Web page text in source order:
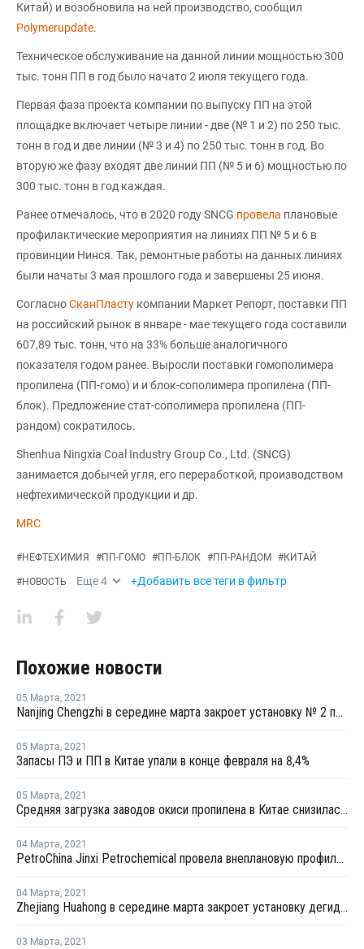
Китай) и возобновила на ней производство, сообщил
Polymerupdate.
Техническое обслуживание на данной линии мощностью 300
тыс. тонн ПП в год было начато 2 июля текущего года.
Первая фаза проекта компании по выпуску ПП на этой
площадке включает четыре линии - две (№ 1 и 2) по 250 тыс.
тонн в год и две линии (№ 3 и 4) по 250 тыс. тонн в год. Во
вторую же фазу входят две линии ПП (№ 5 и 6) мощностью по
300 тыс. тонн в год каждая.
Ранее отмечалось, что в 2020 году SNCG провела плановые
профилактические мероприятия на линиях ПП № 5 и 6 в
провинции Нинся. Так, ремонтные работы на данных линиях
были начаты 3 мая прошлого года и завершены 25 июня.
СогласноСканПласту компании Маркет Репорт, поставки ПП
на российский рынок в январе - мае текущего года составили
607,89 тыс. тонн, что на 33% больше аналогичного
показателя годом ранее. Выросли поставки гомополимера
пропилена (ПП-гомо) и и блок-сополимера пропилена (ПП-
блок). Предложение стат-сополимера пропилена (ПП-
рандом) сократилось.
Shenhua Ningxia Coal Industry Group Co., Ltd. (SNCG)
занимается добычей угля, его переработкой, производством
нефтехимической продукции и др.
MRC
#НЕФТЕХИМИЯ #ПП-ГОМО #ПП-БЛОК #ПП-РАНДОМ #КИТАЙ
#НОВОСТЬ Еще4 +Добавить все теги в фильтр
Похожие новости
05 Марта, 2021
Nanjing Chengzhi в середине марта закроет установку № 2 по выпуску олефинов в Нанкине
05 Марта, 2021
Запасы ПЭ и ПП в Китае упали в конце февраля на 8,4%
05 Марта, 2021
Средняя загрузка заводов окиси пропилена в Китае снизилась в конце февраля на 2,3%
04 Марта, 2021
PetroChina Jinxi Petrochemical провела внеплановую профилактику на заводе ПП в Ляонине
04 Марта, 2021
Zhejiang Huahong в середине марта закроет установку дегидрирования пропана в Китае на плановый ремонт
03 Марта, 2021